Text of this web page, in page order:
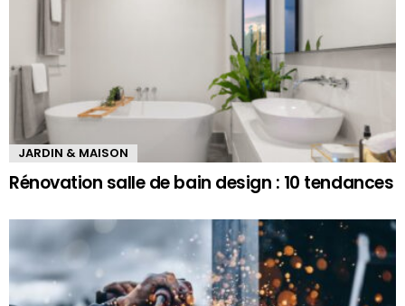
JARDIN & MAISON
Rénovation salle de bain design : 10 tendances